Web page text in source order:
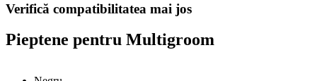
Verifică compatibilitatea mai jos
Pieptene pentru Multigroom